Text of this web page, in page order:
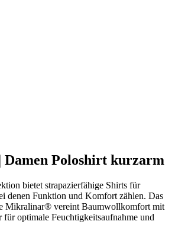
Damen Poloshirt kurzarm
bietet strapazierfähige Shirts für
denen Funktion und Komfort zählen. Das
Mikralinar® vereint Baumwollkomfort mit
für optimale Feuchtigkeitsaufnahme und